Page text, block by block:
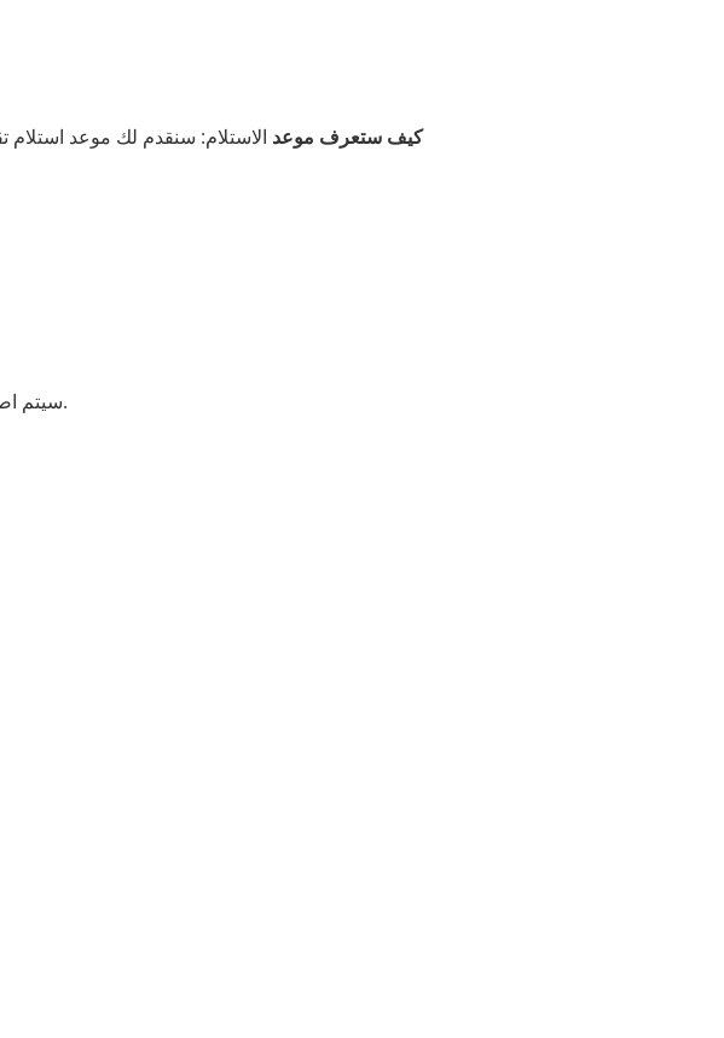
كيف ستعرف موعد الاستلام: سنقدم لك موعد استلام
سيتم اصطحابك من فندقك الكهفي/نُزُل الشباب ونقلك إلى موقع الإطلاق في الصباح الباكر.